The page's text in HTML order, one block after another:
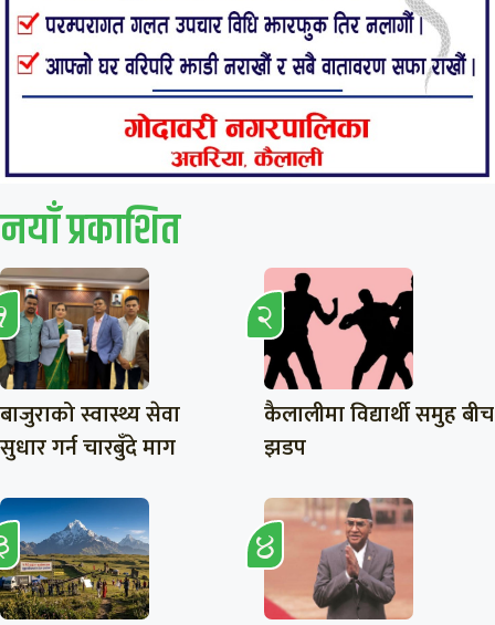
नयाँ प्रकाशित
बाजुराको स्वास्थ्य सेवा
सुधार गर्न चारबुँदे माग
कैलालीमा विद्यार्थी समुह बीच
झडप